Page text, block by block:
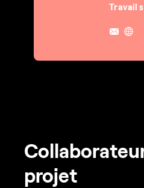
Travail
projet